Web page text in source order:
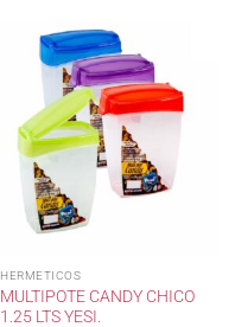
HERMETICOS
MULTIPOTE CANDY CHICO
1.25 LTS YESI.